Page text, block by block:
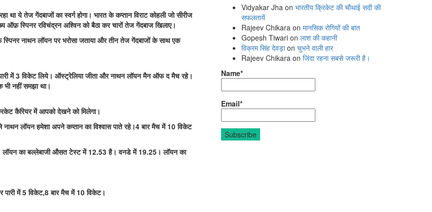
ये तेज गेंदबाजों का स्वर्ग होगा। भारत के कप्तान विराट कोहली जो सीरीज
स्पिनर रविचंद्रन अश्विन को बैठा कर चारों तेज गेंदबाज खिलाए।
नाथन लॉयन पर भरोसा जताया और तीन तेज गेंदबाजों के साथ एक
में 3 विकेट लिये। ऑस्ट्रेलिया जीता और नाथन लॉयन मैन ऑफ द मैच रहे।
नहीं समझा था।
कैरियर में आपको देखने को मिलेगा।
लॉयन हमेशा अपने कप्तान का विश्वास पाते रहे।4 बार मैच में 10 विकेट
लॉयन का बल्लेबाजी औसत टेस्ट में 12.53 है। वनडे में 19.25। लॉयन का
में 5 विकेट,8 बार मैच में 10 विकेट।
Vidyakar Jhaon भारतीय क्रिकेट की चौथाई सदी की
सफलतायें
Rajeev Chikaraon मानसिक रोगियों की बात
Gopesh Tiwarion लाश की कहानी
विक्रम सिंह देवड़ाon चुभने वाली हार
Rajeev Chikaraon जिंदा रहना सबसे जरूरी है।
Name*
Email*